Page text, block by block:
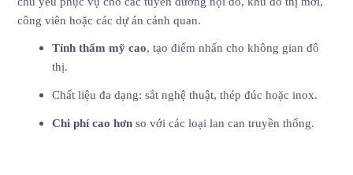
công viên hoặc các dự án cảnh quan.
Tính thẩm mỹ cao, tạo điểm nhấn cho không gian đô
thị.
Chất liệu đa dạng: sắt nghệ thuật, thép đúc hoặc inox.
Chi phí cao hơn so với các loại lan can truyền thống.